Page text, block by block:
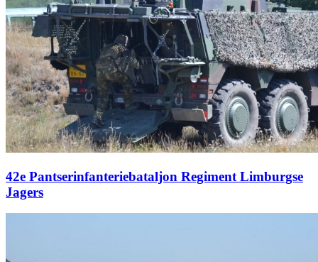
42e Pantserinfanteriebataljon Regiment Limburgse
Jagers